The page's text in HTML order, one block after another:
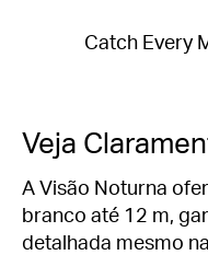
Catch Every
Veja
A Visão Noturna
branco até 12 m,
detalhada mesmo